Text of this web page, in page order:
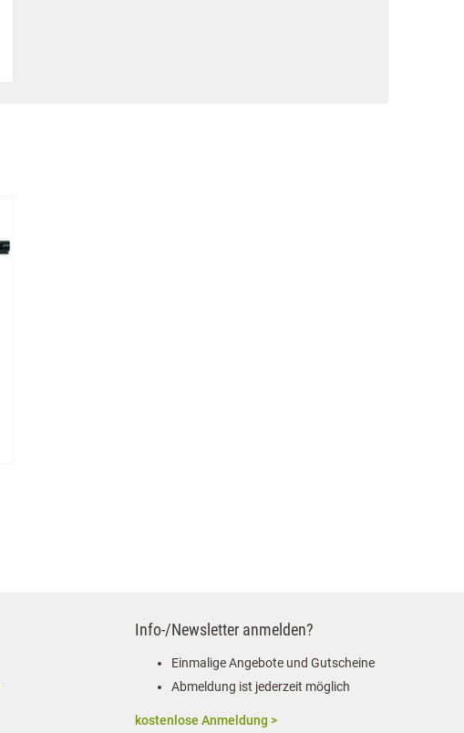
Info-/Newsletter anmelden?
Einmalige Angebote und Gutscheine
Abmeldung ist jederzeit möglich
kostenlose Anmeldung >